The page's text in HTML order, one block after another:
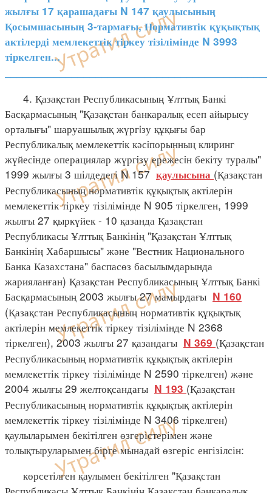
жылғы 17 қарашадағы N 147 қаулысының
Қосымшасының 3-тармағы, Нормативтік құқықтық
актілерді мемлекеттік тіркеу тізілімінде N 3993
тіркелген...
4. Қазақстан Республикасының Ұлттық Банкі
Басқармасының "Қазақстан банкаралық есеп айырысу
орталығы" шаруашылық жүргiзу құқығы бар
Республикалық мемлекеттiк кәсiпорынның клиринг
жүйесiнде операциялар жүргiзу ережесiн бекіту туралы"
1999 жылғы 3 шілдедегі N 157 қаулысына (Қазақстан
Республикасының нормативтік құқықтық актілерін
мемлекеттік тіркеу тізілімінде N 905 тіркелген, 1999
жылғы 27 қыркүйек - 10 қазанда Қазақстан
Республикасы Ұлттық Банкінің "Қазақстан Ұлттық
Банкінің Хабаршысы" және "Вестник Национального
Банка Казахстана" баспасөз басылымдарында
жарияланған) Қазақстан Республикасының Ұлттық Банкі
Басқармасының 2003 жылғы 27 мамырдағы N 160
(Қазақстан Республикасының нормативтік құқықтық
актілерін мемлекеттік тіркеу тізілімінде N 2368
тіркелген), 2003 жылғы 27 қазандағы N 369 (Қазақстан
Республикасының нормативтік құқықтық актілерін
мемлекеттік тіркеу тізілімінде N 2590 тіркелген) және
2004 жылғы 29 желтоқсандағы N 193 (Қазақстан
Республикасының нормативтік құқықтық актілерін
мемлекеттік тіркеу тізілімінде N 3406 тіркелген)
қаулыларымен бекітілген өзгерістерімен және
толықтыруларымен бірге мынадай өзгеріс енгізілсін:
көрсетілген қаулымен бекітілген "Қазақстан